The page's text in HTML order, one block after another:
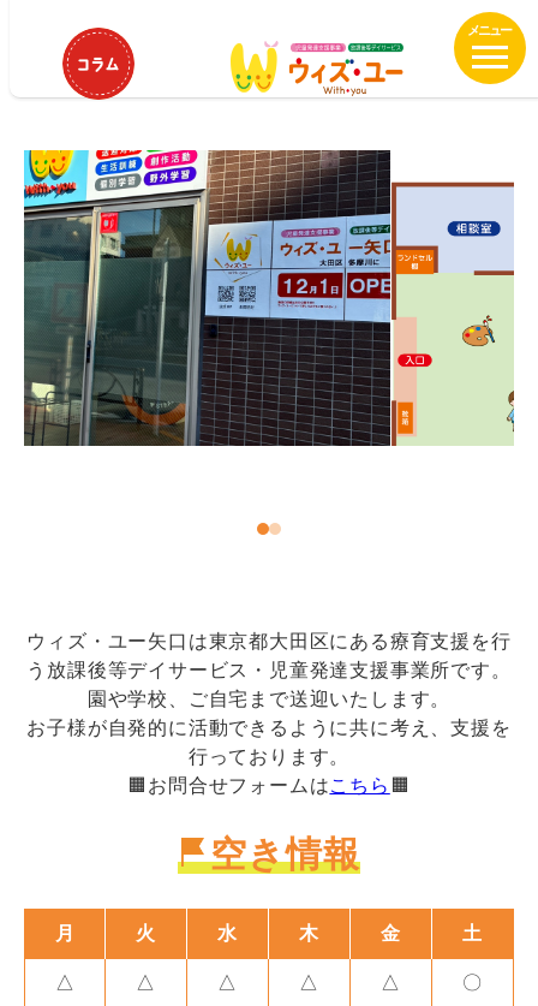
ン
ツ
へ
ウィズ・ユー矢口
ウィズ・ユー矢口
ウィズ・ユー矢口は東京都大田区にある療育支援を行
う放課後等デイサービス・児童発達支援事業所です。
園や学校、ご自宅まで送迎いたします。
お子様が自発的に活動できるように共に考え、支援を
行っております。
🟧お問合せフォームはこちら 🟧
空き情報
月 火 水 木 金 土
△ △ △ △ △ 〇